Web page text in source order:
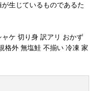
生じているものであるた
ケ 切り身 訳アリ おかず
格外 無塩鮭 不揃い 冷凍 家